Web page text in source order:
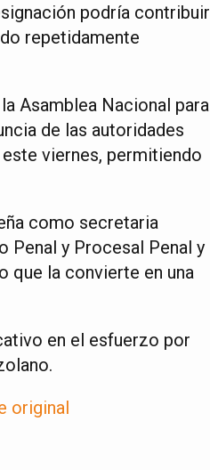
podría contribuir
repetidamente
Asamblea Nacional para
de las autoridades
viernes, permitiendo
como secretaria
Penal y Procesal Penal y
que la convierte en una
en el esfuerzo por
original